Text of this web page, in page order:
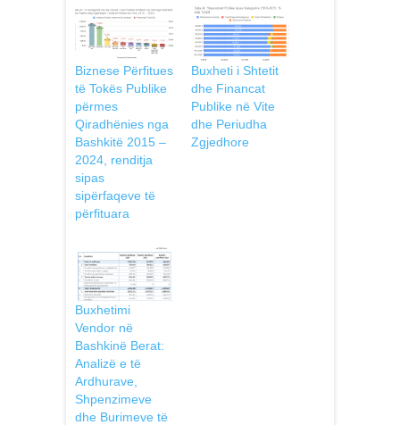
Biznese Përfitues
të Tokës Publike
përmes
Qiradhënies nga
Bashkitë 2015 –
2024, renditja
sipas
sipërfaqeve të
përfituara
Buxheti i Shtetit
dhe Financat
Publike në Vite
dhe Periudha
Zgjedhore
Buxhetimi
Vendor në
Bashkinë Berat:
Analizë e të
Ardhurave,
Shpenzimeve
dhe Burimeve të